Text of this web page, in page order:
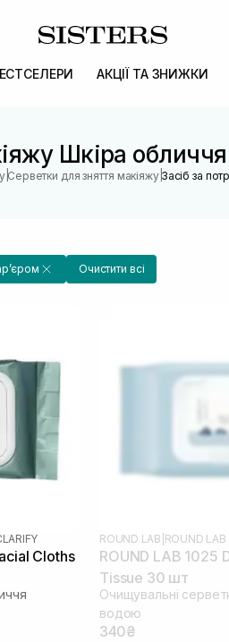
АКЦІЇ ТА ЗНИЖКИ
Шкіра
|Серветки для зняття макіяжу|Засіб за
Очистити всі
Cloths
ROUND LAB ROUND
ROUND LAB 1025
Tissue 30 шт
Очищувальні
водою
340₴